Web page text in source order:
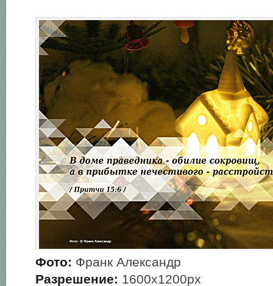
Фото: Франк Александр
Разрешение: 1600х1200px